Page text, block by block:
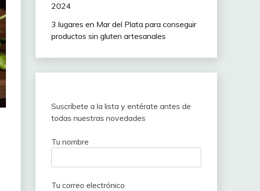
2024
3 lugares en Mar del Plata para conseguir
productos sin gluten artesanales
Suscríbete a la lista y entérate antes de
todas nuestras novedades
Tu nombre
Tu correo electrónico